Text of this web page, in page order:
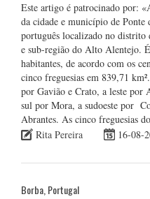
Este artigo é patrocinado por:
da cidade e município de
português localizado no
e sub-região do Alto Alentejo.
habitantes, de acordo com os
cinco freguesias em 839,71
por Gavião e Crato, a leste por
sul por Mora, a sudoeste por
Abrantes. As cinco freguesias
Rita Pereira
16-08-
Borba, Portugal